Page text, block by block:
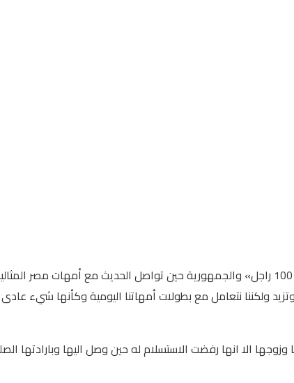
قصص المثالية والعطاء والصبر والكفاح لا تنتهى انهن عظيمات مصر اللائى ينتفضن حين يجد الجد يصبحن «ست بـ 100 راجل» والجمهورية
نتعامل مع بطولات أمهاتنا اليومية وكأنها شيء عادى
الا انها رفضت الاستسلام له حين وصل اليها وبارادتها